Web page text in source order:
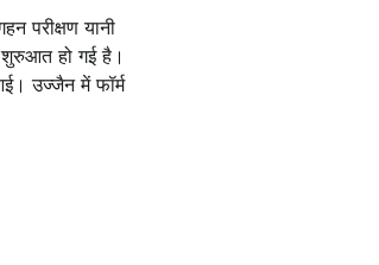
परीक्षण यानी
हो गई है।
उज्जैन में फॉर्म